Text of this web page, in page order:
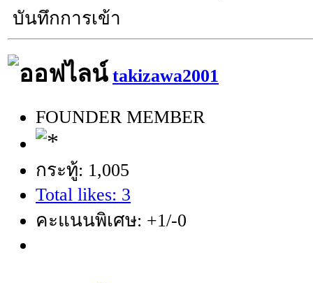
บันทึกการเข้า
takizawa2001
FOUNDER MEMBER
กระทู้: 1,005
Total likes: 3
คะแนนพิเศษ: +1/-0